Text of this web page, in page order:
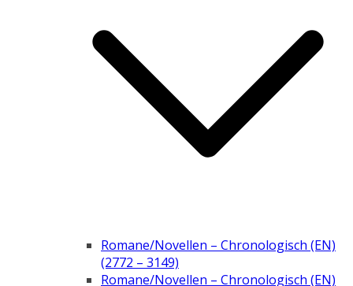
Romane/Novellen – Chronologisch (EN)
(2772 – 3149)
Romane/Novellen – Chronologisch (EN)